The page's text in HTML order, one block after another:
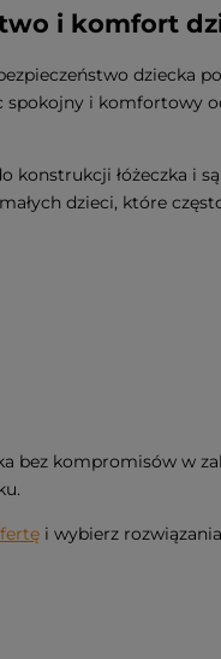
i komfort
dziecka
spokojny i komfortowy
konstrukcji łóżeczka i
dzieci, które
bez kompromisów w
i wybierz